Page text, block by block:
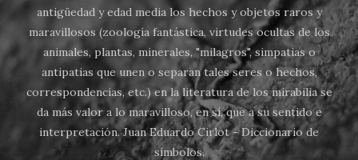
antigüedad y edad media los hechos y objetos raros y
maravillosos (zoología fantástica, virtudes ocultas de los
animales, plantas, minerales, "milagros", simpatias o
antipatias que unen o separan tales seres o hechos,
correspondencias, etc.) en la literatura de los mirabilia se
da más valor a lo maravilloso, en sí, que a su sentido e
interpretación. Juan Eduardo Cirlot - Diccionario de
símbolos.